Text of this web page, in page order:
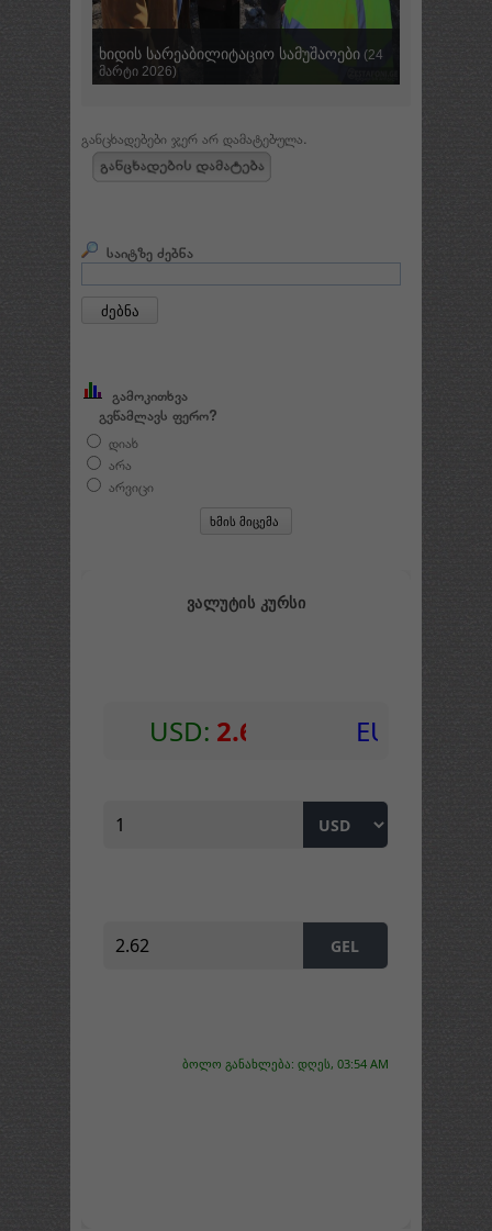
ხიდის სარეაბილიტაციო სამუშაოები(24
მარტი 2026)
განცხადებები ჯერ არ დამატებულა.
საიტზე ძებნა
გამოკითხვა
გვწამლავს ფერო?
დიახ
არა
არვიცი